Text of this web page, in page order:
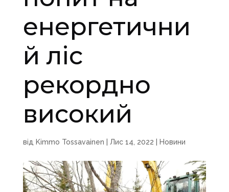
енергетични
й ліс
рекордно
високий
від Kimmo Tossavainen Лис 14, 2022 Новини